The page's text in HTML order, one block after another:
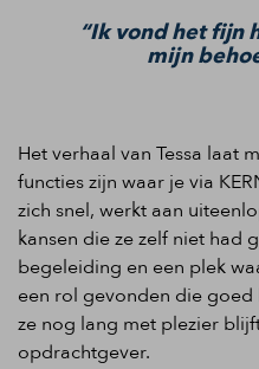
“Ik vond het fijn
mijn
Het verhaal van Tessa laat
functies zijn waar je via
zich snel, werkt aan
kansen die ze zelf niet had
begeleiding en een plek
een rol gevonden die
ze nog lang met plezier
opdrachtgever.